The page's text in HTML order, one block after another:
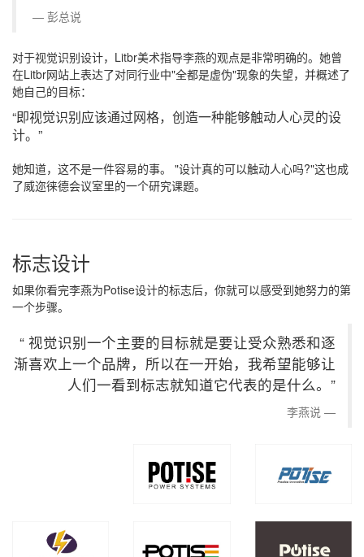
彭总说
对于视觉识别设计，Litbr美术指导李燕的观点是非常明确的。她曾
在Litbr网站上表达了对同行业中"全都是虚伪"现象的失望，并概述了
她自己的目标：
“即视觉识别应该通过网格，创造一种能够触动人心灵的设
计。”
她知道，这不是一件容易的事。 "设计真的可以触动人心吗?"这也成
了威迩徕德会议室里的一个研究课题。
标志设计
如果你看完李燕为Potise设计的标志后，你就可以感受到她努力的第
一个步骤。
“ 视觉识别一个主要的目标就是要让受众熟悉和逐
渐喜欢上一个品牌，所以在一开始，我希望能够让
人们一看到标志就知道它代表的是什么。”
李燕说